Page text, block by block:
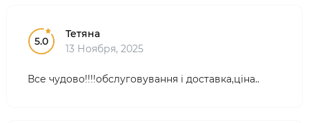
5.0
Тетяна
13 Ноября, 2025
Все чудово!!!!обслуговування і доставка,ціна..